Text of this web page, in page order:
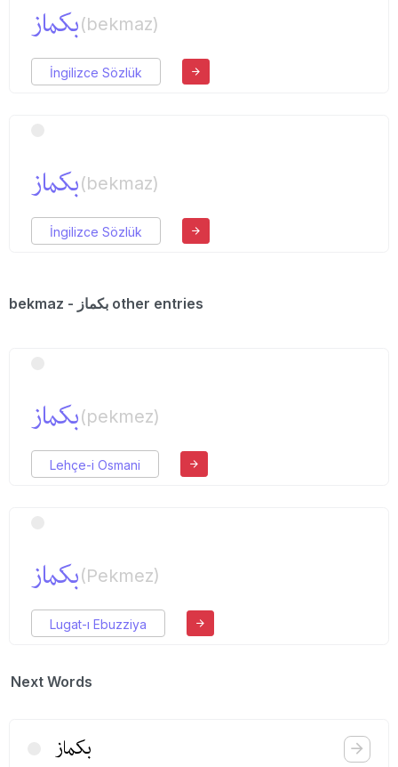
بكماز(bekmaz)
İngilizce Sözlük
بكماز(bekmaz)
İngilizce Sözlük
bekmaz - بكماز other entries
بكماز(pekmez)
Lehçe-i Osmani
بكماز(Pekmez)
Lugat-ı Ebuzziya
Next Words
بكماز